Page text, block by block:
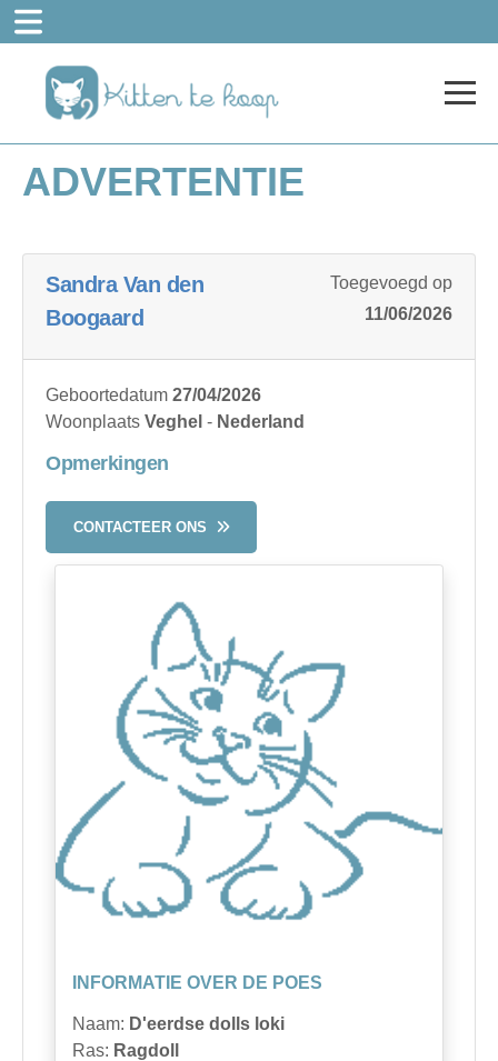
ADVERTENTIE
Sandra Van den
Boogaard
Toegevoegd op
11/06/2026
Geboortedatum 27/04/2026
Woonplaats Veghel - Nederland
Opmerkingen
CONTACTEER ONS
INFORMATIE OVER DE POES
Naam: D'eerdse dolls loki
Ras: Ragdoll